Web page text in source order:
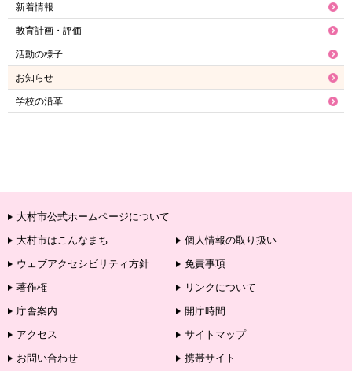
新着情報
教育計画・評価
活動の様子
お知らせ
学校の沿革
大村市公式ホームページについて
大村市はこんなまち
個人情報の取り扱い
ウェブアクセシビリティ方針
免責事項
著作権
リンクについて
庁舎案内
開庁時間
アクセス
サイトマップ
お問い合わせ
携帯サイト